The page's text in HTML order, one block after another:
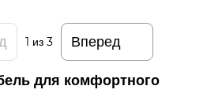
1 из 3 Вперед
для комфортного